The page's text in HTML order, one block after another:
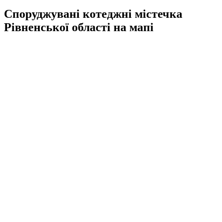
Споруджувані котеджні містечка
Рівненської області на мапі